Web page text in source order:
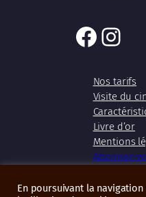
Nos tarifs
Visite du
Livre d’or
Mentions
Abonnez-
En poursuivant la